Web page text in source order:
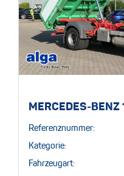
MERCEDES-
Referenznummer:
Kategorie:
Fahrzeugart: